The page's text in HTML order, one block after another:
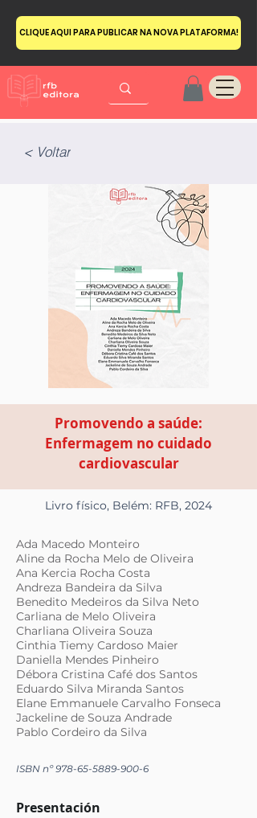
CLIQUE AQUI PARA PUBLICAR NA NOVA PLATAFORMA!
< Voltar
Promovendo a saúde:
Enfermagem no cuidado
cardiovascular
Livro físico, Belém: RFB, 2024
Ada Macedo Monteiro
Aline da Rocha Melo de Oliveira
Ana Kercia Rocha Costa
Andreza Bandeira da Silva
Benedito Medeiros da Silva Neto
Carliana de Melo Oliveira
Charliana Oliveira Souza
Cinthia Tiemy Cardoso Maier
Daniella Mendes Pinheiro
Débora Cristina Café dos Santos
Eduardo Silva Miranda Santos
Elane Emmanuele Carvalho Fonseca
Jackeline de Souza Andrade
Pablo Cordeiro da Silva
ISBN nº978-65-5889-900-6
Presentación